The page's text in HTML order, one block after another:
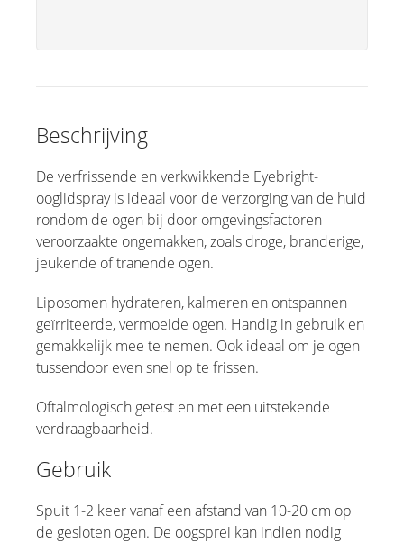
Beschrijving
De verfrissende en verkwikkende Eyebright-
ooglidspray is ideaal voor de verzorging van de huid
rondom de ogen bij door omgevingsfactoren
veroorzaakte ongemakken, zoals droge, branderige,
jeukende of tranende ogen.
Liposomen hydrateren, kalmeren en ontspannen
geïrriteerde, vermoeide ogen. Handig in gebruik en
gemakkelijk mee te nemen. Ook ideaal om je ogen
tussendoor even snel op te frissen.
Oftalmologisch getest en met een uitstekende
verdraagbaarheid.
Gebruik
Spuit 1-2 keer vanaf een afstand van 10-20 cm op
de gesloten ogen. De oogsprei kan indien nodig